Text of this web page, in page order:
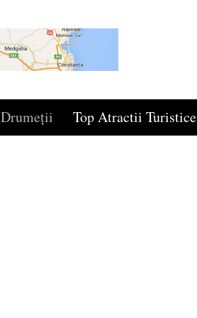
Drumeţii Top Atractii Turistice